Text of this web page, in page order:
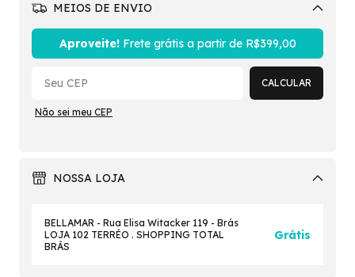
MEIOS DE ENVIO
Aproveite!Frete grátis a partir de R$399,00
CALCULAR
Não sei meu CEP
NOSSA LOJA
BELLAMAR - Rua Elisa Witacker 119 - Brás
LOJA 102 TERRÉO . SHOPPING TOTAL
BRÁS
Grátis